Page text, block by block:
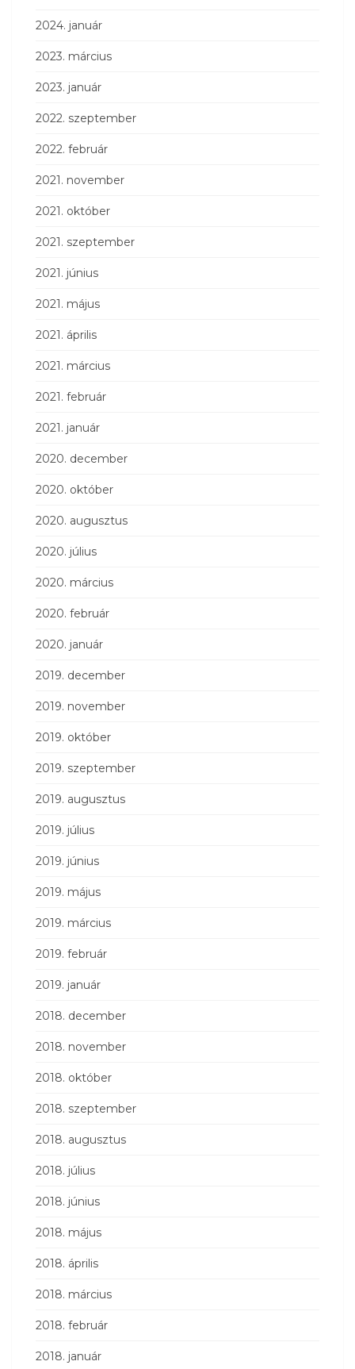
2024. január
2023. március
2023. január
2022. szeptember
2022. február
2021. november
2021. október
2021. szeptember
2021. június
2021. május
2021. április
2021. március
2021. február
2021. január
2020. december
2020. október
2020. augusztus
2020. július
2020. március
2020. február
2020. január
2019. december
2019. november
2019. október
2019. szeptember
2019. augusztus
2019. július
2019. június
2019. május
2019. március
2019. február
2019. január
2018. december
2018. november
2018. október
2018. szeptember
2018. augusztus
2018. július
2018. június
2018. május
2018. április
2018. március
2018. február
2018. január